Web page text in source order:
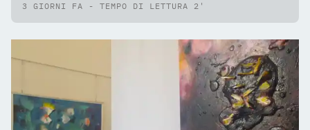
3 GIORNI FA - TEMPO DI LETTURA 2'